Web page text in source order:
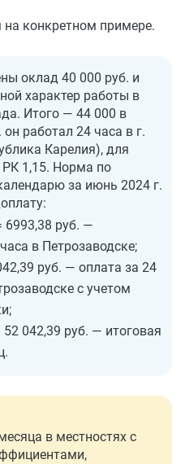
конкретном примере.
оклад 40 000 руб. и
характер работы в
Итого — 44 000 в
работал 24 часа в г.
Карелия), для
РК 1,15. Норма по
за июнь 2024 г.
6993,38 руб. —
в Петрозаводске;
руб. — оплата за 24
с учетом
042,39 руб. — итоговая
в местностях с